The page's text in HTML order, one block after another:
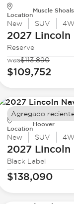
Location
Muscle Shoals
New SUV
2027 Lincoln
Reserve
was$113,890
$109,752
Location
Hoover
New SUV
2027 Lincoln
Black Label
$138,090
Agregado